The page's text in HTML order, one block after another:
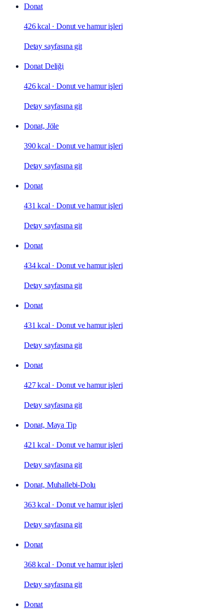
Donat
426 kcal ·Donut ve hamur işleri
Detay sayfasına git
Donat Deliği
426 kcal ·Donut ve hamur işleri
Detay sayfasına git
Donat, Jöle
390 kcal ·Donut ve hamur işleri
Detay sayfasına git
Donat
431 kcal ·Donut ve hamur işleri
Detay sayfasına git
Donat
434 kcal ·Donut ve hamur işleri
Detay sayfasına git
Donat
431 kcal ·Donut ve hamur işleri
Detay sayfasına git
Donat
427 kcal ·Donut ve hamur işleri
Detay sayfasına git
Donat, Maya Tip
421 kcal ·Donut ve hamur işleri
Detay sayfasına git
Donat, Muhallebi-Dolu
363 kcal ·Donut ve hamur işleri
Detay sayfasına git
Donat
368 kcal ·Donut ve hamur işleri
Detay sayfasına git
Donat